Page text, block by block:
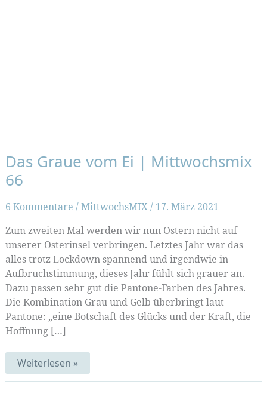
Das Graue vom Ei | Mittwochsmix
66
6 Kommentare /MittwochsMIX/ 17. März 2021
Zum zweiten Mal werden wir nun Ostern nicht auf
unserer Osterinsel verbringen. Letztes Jahr war das
alles trotz Lockdown spannend und irgendwie in
Aufbruchstimmung, dieses Jahr fühlt sich grauer an.
Dazu passen sehr gut die Pantone-Farben des Jahres.
Die Kombination Grau und Gelb überbringt laut
Pantone: „eine Botschaft des Glücks und der Kraft, die
Hoffnung […]
Das
Graue
vom
Weiterlesen »